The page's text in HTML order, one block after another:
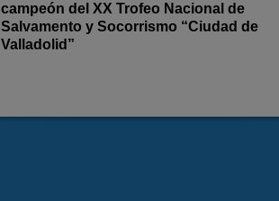
campeón del XX Trofeo Nacional de
Salvamento y Socorrismo “Ciudad de
Valladolid”